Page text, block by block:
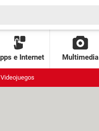
e Internet Multimedia
Videojuegos